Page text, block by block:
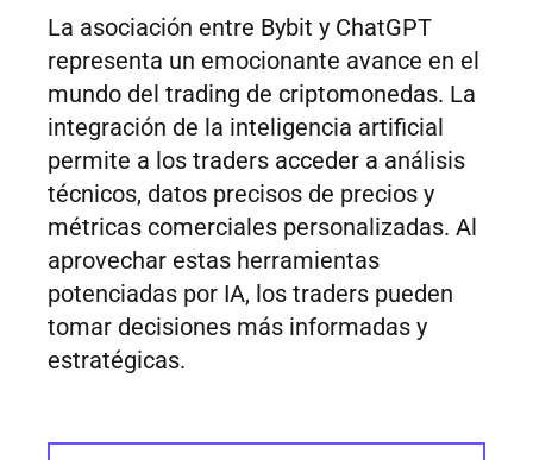
La asociación entre Bybit y ChatGPT
representa un emocionante avance en el
mundo del trading de criptomonedas. La
integración de la inteligencia artificial
permite a los traders acceder a análisis
técnicos, datos precisos de precios y
métricas comerciales personalizadas. Al
aprovechar estas herramientas
potenciadas por IA, los traders pueden
tomar decisiones más informadas y
estratégicas.